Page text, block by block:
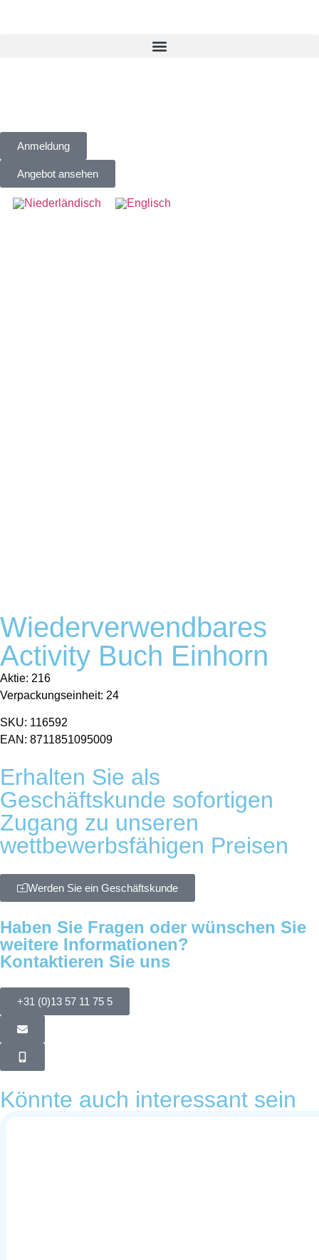
Anmeldung
Angebot ansehen
Wiederverwendbares
Activity Buch Einhorn
Aktie: 216
Verpackungseinheit: 24
SKU: 116592
EAN: 8711851095009
Erhalten Sie als
Geschäftskunde sofortigen
Zugang zu unseren
wettbewerbsfähigen Preisen
Werden Sie ein Geschäftskunde
Haben Sie Fragen oder wünschen Sie
weitere Informationen?
Kontaktieren Sie uns
+31 (0)13 57 11 75 5
Könnte auch interessant sein